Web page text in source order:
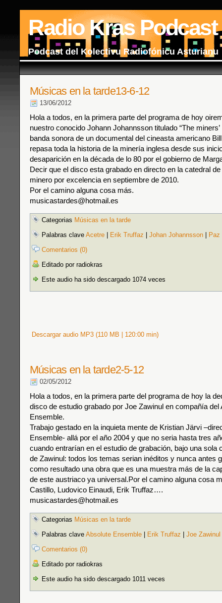
Radio Kras Podcast
Podcast del Kolectivu Radiofónicu Asturianu
Músicas en la tarde13-6-12
13/06/2012
Hola a todos, en la primera parte del programa de hoy
nuestro conocido Johann Johannsson titulado “The
banda sonora de un documental del cineasta americano
repasa toda la historia de la minería inglesa desde sus
desaparición en la década de lo 80 por el gobierno de
Decir que el disco esta grabado en directo en la catedral
minero por excelencia en septiembre de 2010.
Por el camino alguna cosa más.
musicastardes@hotmail.es
Categorias Músicas en la tarde
Palabras clave Acetre Erik Truffaz Johan Johannsson
Paz
Comentarios (0)
Editado por radiokras
Este audio ha sido descargado 1074 veces
Descargar audio MP3 (110 MB | 120:00 min)
Músicas en la tarde2-5-12
02/05/2012
Hola a todos, en la primera parte del programa de hoy la
disco de estudio grabado por Joe Zawinul en compañía del
Ensemble.
Trabajo gestado en la inquieta mente de Kristian Järvi
Ensemble- allá por el año 2004 y que no seria hasta tres
cuando entrarían en el estudio de grabación, bajo una sola
de Zawinul: todos los temas serian inéditos y nunca antes
como resultado una obra que es una muestra más de la
de este austriaco ya universal.Por el camino alguna cosa
Castillo, Ludovico Einaudi, Erik Truffaz….
musicastardes@hotmail.es
Categorias Músicas en la tarde
Palabras clave Absolute Ensemble Erik Truffaz Joe Zawinul
Comentarios (0)
Editado por radiokras
Este audio ha sido descargado 1011 veces